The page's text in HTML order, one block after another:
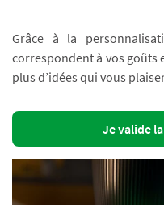
Grâce à la
correspondent à vos goûts
plus d’idées qui vous
Je valide